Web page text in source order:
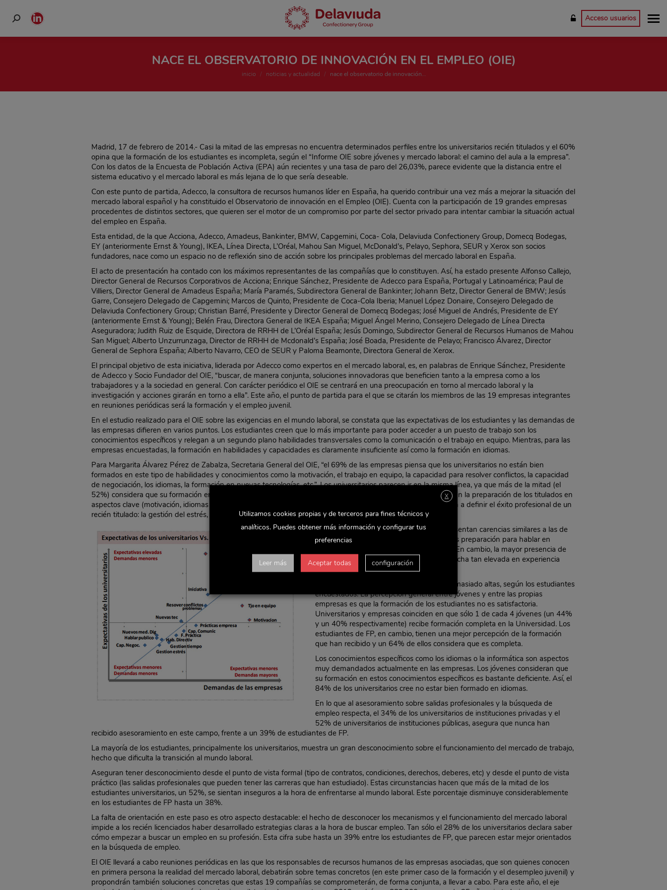
Buscar:
Linkedin
page
window
Acceso usuarios
NACE EL OBSERVATORIO DE INNOVACIÓN EN EL EMPLEO (OIE)
Estás aquí:
inicio noticias y actualidad nace el observatorio de innovación…
Madrid, 17 de febrero de 2014.- Casi la mitad de las empresas no encuentra determinados perfiles entre los universitarios recién titulados y el 60%
opina que la formación de los estudiantes es incompleta, según el “Informe OIE sobre jóvenes y mercado laboral: el camino del aula a la empresa”.
Con los datos de la Encuesta de Población Activa (EPA) aún recientes y una tasa de paro del 26,03%, parece evidente que la distancia entre el
sistema educativo y el mercado laboral es más lejana de lo que sería deseable.
Con este punto de partida, Adecco, la consultora de recursos humanos líder en España, ha querido contribuir una vez más a mejorar la situación del
mercado laboral español y ha constituido el Observatorio de innovación en el Empleo (OIE). Cuenta con la participación de 19 grandes empresas
procedentes de distintos sectores, que quieren ser el motor de un compromiso por parte del sector privado para intentar cambiar la situación actual
del empleo en España.
Esta entidad, de la que Acciona, Adecco, Amadeus, Bankinter, BMW, Capgemini, Coca- Cola, Delaviuda Confectionery Group, Domecq Bodegas,
EY (anteriormente Ernst & Young), IKEA, Línea Directa, L’Oréal, Mahou San Miguel, McDonald’s, Pelayo, Sephora, SEUR y Xerox son socios
fundadores, nace como un espacio no de reflexión sino de acción sobre los principales problemas del mercado laboral en España.
El acto de presentación ha contado con los máximos representantes de las compañías que lo constituyen. Así, ha estado presente Alfonso Callejo,
Director General de Recursos Corporativos de Acciona; Enrique Sánchez, Presidente de Adecco para España, Portugal y Latinoamérica; Paul de
Villiers, Director General de Amadeus España; María Paramés, Subdirectora General de Bankinter; Johann Betz, Director General de BMW; Jesús
Garre, Consejero Delegado de Capgemini; Marcos de Quinto, Presidente de Coca-Cola Iberia; Manuel López Donaire, Consejero Delegado de
Delaviuda Confectionery Group; Christian Barré, Presidente y Director General de Domecq Bodegas; José Miguel de Andrés, Presidente de EY
(anteriormente Ernst & Young); Belén Frau, Directora General de IKEA España; Miguel Ángel Merino, Consejero Delegado de Línea Directa
Aseguradora; Judith Ruiz de Esquide, Directora de RRHH de L’Oréal España; Jesús Domingo, Subdirector General de Recursos Humanos de Mahou
San Miguel; Alberto Unzurrunzaga, Director de RRHH de Mcdonald’s España; José Boada, Presidente de Pelayo; Francisco Álvarez, Director
General de Sephora España; Alberto Navarro, CEO de SEUR y Paloma Beamonte, Directora General de Xerox.
El principal objetivo de esta iniciativa, liderada por Adecco como expertos en el mercado laboral, es, en palabras de Enrique Sánchez, Presidente
de Adecco y Socio Fundador del OIE, “buscar, de manera conjunta, soluciones innovadoras que beneficien tanto a la empresa como a los
trabajadores y a la sociedad en general. Con carácter periódico el OIE se centrará en una preocupación en torno al mercado laboral y la
investigación y acciones girarán en torno a ella”. Este año, el punto de partida para el que se citarán los miembros de las 19 empresas integrantes
en reuniones periódicas será la formación y el empleo juvenil.
En el estudio realizado para el OIE sobre las exigencias en el mundo laboral, se constata que las expectativas de los estudiantes y las demandas de
las empresas difieren en varios puntos. Los estudiantes creen que lo más importante para poder acceder a un puesto de trabajo son los
conocimientos específicos y relegan a un segundo plano habilidades transversales como la comunicación o el trabajo en equipo. Mientras, para las
empresas encuestadas, la formación en habilidades y capacidades es claramente insuficiente así como la formación en idiomas.
Para Margarita Álvarez Pérez de Zabalza, Secretaria General del OIE, “el 69% de las empresas piensa que los universitarios no están bien
formados en este tipo de habilidades y conocimientos como la motivación, el trabajo en equipo, la capacidad para resolver conflictos, la capacidad
de negociación, los idiomas, la formación en nuevas tecnologías, etc.”. Los universitarios parecen ir en la misma línea, ya que más de la mitad (el
52%) considera que su formación en estas capacidades no es completa. Según las empresas, existe un déficit en la preparación de los titulados en
aspectos clave (motivación, idiomas o experiencia/práctica), pero también en habilidades que a medio plazo van a definir el éxito profesional de un
recién titulado: la gestión del estrés, habilidades directivas, capacidad de negociación o comunicación, etc.
Los titulados en Formación Profesional presentan carencias similares a las de
los universitarios, aunque tienen aún menos preparación para hablar en
público y menos conocimiento en idiomas. En cambio, la mayor presencia de
prácticas en FP hace que no exista una brecha tan elevada en experiencia
práctica.
Las demandas del mercado laboral son demasiado altas, según los estudiantes
encuestados. La percepción general entre jóvenes y entre las propias
empresas es que la formación de los estudiantes no es satisfactoria.
Universitarios y empresas coinciden en que sólo 1 de cada 4 jóvenes (un 44%
y un 40% respectivamente) recibe formación completa en la Universidad. Los
estudiantes de FP, en cambio, tienen una mejor percepción de la formación
que han recibido y un 64% de ellos considera que es completa.
Los conocimientos específicos como los idiomas o la informática son aspectos
muy demandados actualmente en las empresas. Los jóvenes consideran que
su formación en estos conocimientos específicos es bastante deficiente. Así, el
84% de los universitarios cree no estar bien formado en idiomas.
En lo que al asesoramiento sobre salidas profesionales y la búsqueda de
empleo respecta, el 34% de los universitarios de instituciones privadas y el
52% de universitarios de instituciones públicas, asegura que nunca han
recibido asesoramiento en este campo, frente a un 39% de estudiantes de FP.
La mayoría de los estudiantes, principalmente los universitarios, muestra un gran desconocimiento sobre el funcionamiento del mercado de trabajo,
hecho que dificulta la transición al mundo laboral.
Aseguran tener desconocimiento desde el punto de vista formal (tipo de contratos, condiciones, derechos, deberes, etc) y desde el punto de vista
práctico (las salidas profesionales que pueden tener las carreras que han estudiado). Estas circunstancias hacen que más de la mitad de los
estudiantes universitarios, un 52%, se sientan inseguros a la hora de enfrentarse al mundo laboral. Este porcentaje disminuye considerablemente
en los estudiantes de FP hasta un 38%.
La falta de orientación en este paso es otro aspecto destacable: el hecho de desconocer los mecanismos y el funcionamiento del mercado laboral
impide a los recién licenciados haber desarrollado estrategias claras a la hora de buscar empleo. Tan sólo el 28% de los universitarios declara saber
cómo empezar a buscar un empleo en su profesión. Esta cifra sube hasta un 39% entre los estudiantes de FP, que parecen estar mejor orientados
en la búsqueda de empleo.
El OIE llevará a cabo reuniones periódicas en las que los responsables de recursos humanos de las empresas asociadas, que son quienes conocen
en primera persona la realidad del mercado laboral, debatirán sobre temas concretos (en este primer caso de la formación y el desempleo juvenil) y
propondrán también soluciones concretas que estas 19 compañías se comprometerán, de forma conjunta, a llevar a cabo. Para este año, el eje
X
Utilizamos cookies propias y de terceros para fines técnicos y
analíticos. Puedes obtener más información y configurar tus
preferencias
Leer más Aceptar todas configuración